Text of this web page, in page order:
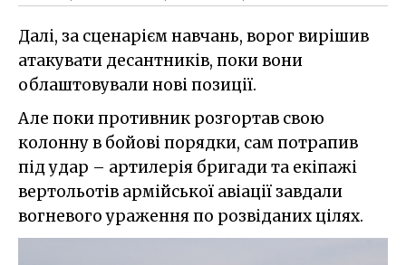
Далі, за сценарієм навчань, ворог вирішив
атакувати десантників, поки вони
облаштовували нові позиції.
Але поки противник розгортав свою
колонну в бойові порядки, сам потрапив
під удар – артилерія бригади та екіпажі
вертольотів армійської авіації завдали
вогневого ураження по розвіданих цілях.